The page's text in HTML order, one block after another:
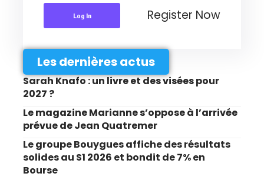
Log In Register Now
Les dernières actus
Sarah Knafo : un livre et des visées pour
2027 ?
Le magazine Marianne s’oppose à l’arrivée
prévue de Jean Quatremer
Le groupe Bouygues affiche des résultats
solides au S1 2026 et bondit de 7% en
Bourse